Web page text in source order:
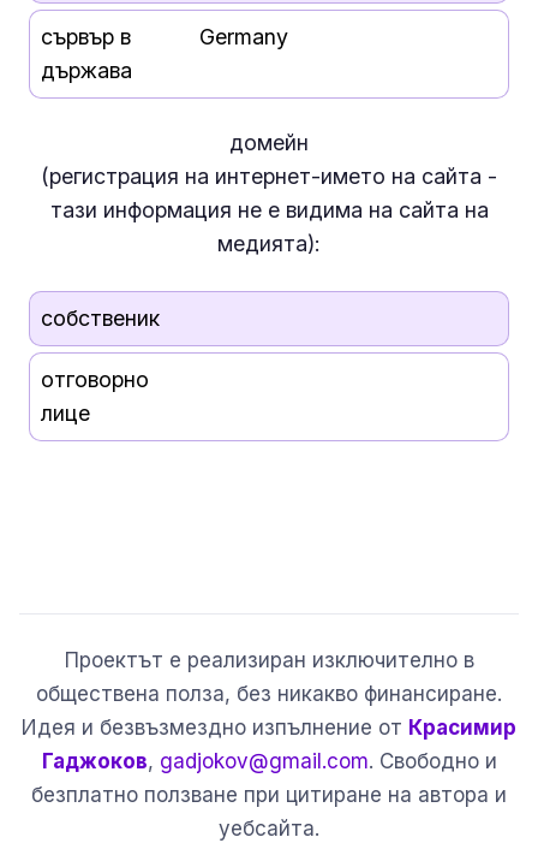
сървър в
държава
Germany
домейн
(регистрация на интернет-името на сайта -
тази информация не евидима на сайта на
медията):
собственик
отговорно
лице
Проектът е реализиран изключително в
обществена полза, без никакво финансиране.
Идея и безвъзмездно изпълнение от Красимир
Гаджоков, gadjokov@gmail.com. Свободно и
безплатно ползване при цитиране на автора и
уебсайта.